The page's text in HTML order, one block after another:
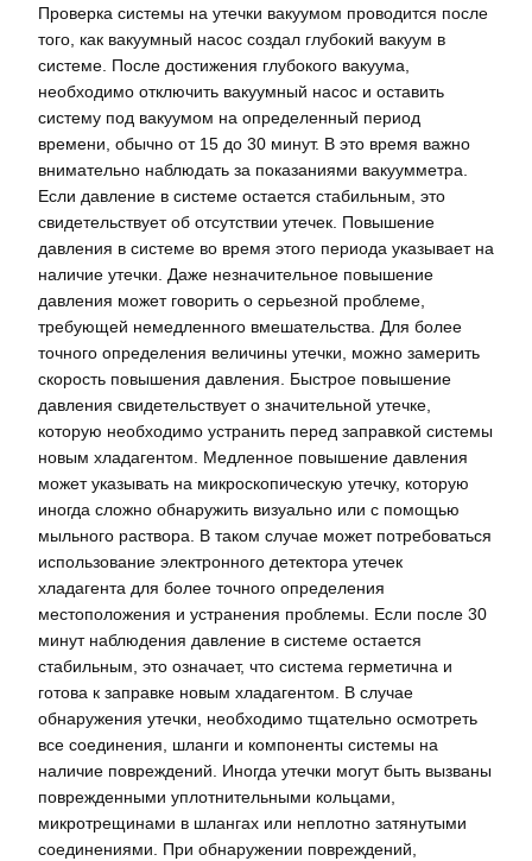
Проверка системы на утечки вакуумом проводится после
того, как вакуумный насос создал глубокий вакуум в
системе. После достижения глубокого вакуума,
необходимо отключить вакуумный насос и оставить
систему под вакуумом на определенный период
времени, обычно от 15 до 30 минут. В это время важно
внимательно наблюдать за показаниями вакуумметра.
Если давление в системе остается стабильным, это
свидетельствует об отсутствии утечек. Повышение
давления в системе во время этого периода указывает на
наличие утечки. Даже незначительное повышение
давления может говорить о серьезной проблеме,
требующей немедленного вмешательства. Для более
точного определения величины утечки, можно замерить
скорость повышения давления. Быстрое повышение
давления свидетельствует о значительной утечке,
которую необходимо устранить перед заправкой системы
новым хладагентом. Медленное повышение давления
может указывать на микроскопическую утечку, которую
иногда сложно обнаружить визуально или с помощью
мыльного раствора. В таком случае может потребоваться
использование электронного детектора утечек
хладагента для более точного определения
местоположения и устранения проблемы. Если после 30
минут наблюдения давление в системе остается
стабильным, это означает, что система герметична и
готова к заправке новым хладагентом. В случае
обнаружения утечки, необходимо тщательно осмотреть
все соединения, шланги и компоненты системы на
наличие повреждений. Иногда утечки могут быть вызваны
поврежденными уплотнительными кольцами,
микротрещинами в шлангах или неплотно затянутыми
соединениями. При обнаружении повреждений,